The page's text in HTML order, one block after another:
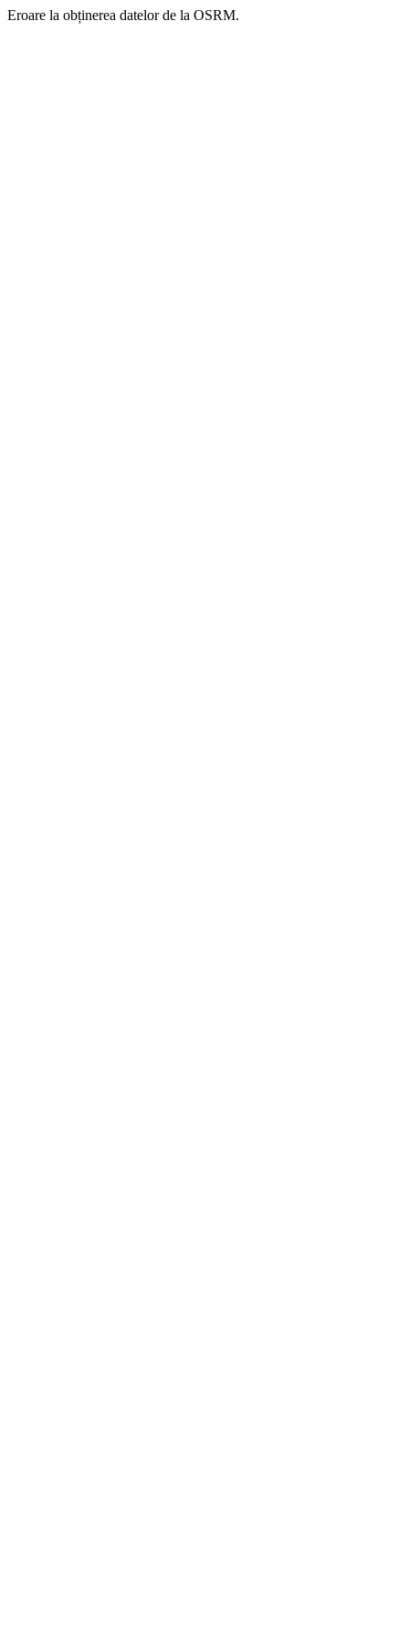
Eroare la obținerea datelor de la OSRM.